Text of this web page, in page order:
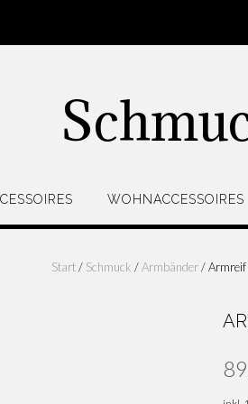
WOHNACCESSOIRES
Start/ Schmuck /Armbänder/ Armreif